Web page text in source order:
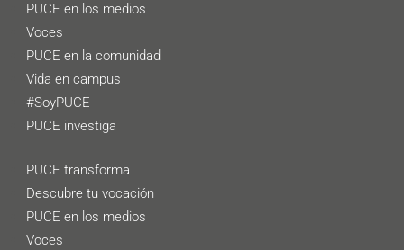
PUCE en los medios
Voces
PUCE en la comunidad
Vida en campus
#SoyPUCE
PUCE investiga
PUCE transforma
Descubre tu vocación
PUCE en los medios
Voces